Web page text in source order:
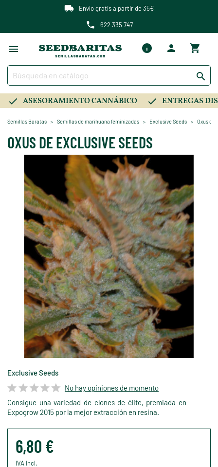
Envío gratis a partir de 35€
622 335 747

ASESORAMIENTO CANNÁBICO ENTREGAS
Semillas Baratas Semillas de marihuana feminizadas Exclusive Seeds Oxus de
OXUS DE EXCLUSIVE SEEDS
Exclusive Seeds
No hay opiniones de momento
Consigue una variedad de clones de élite, premiada en
Expogrow 2015 por la mejor extracción en resina.
6,80 €
IVA Incl.